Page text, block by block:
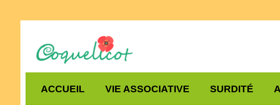
ACCUEIL VIE ASSOCIATIVE SURDITÉ